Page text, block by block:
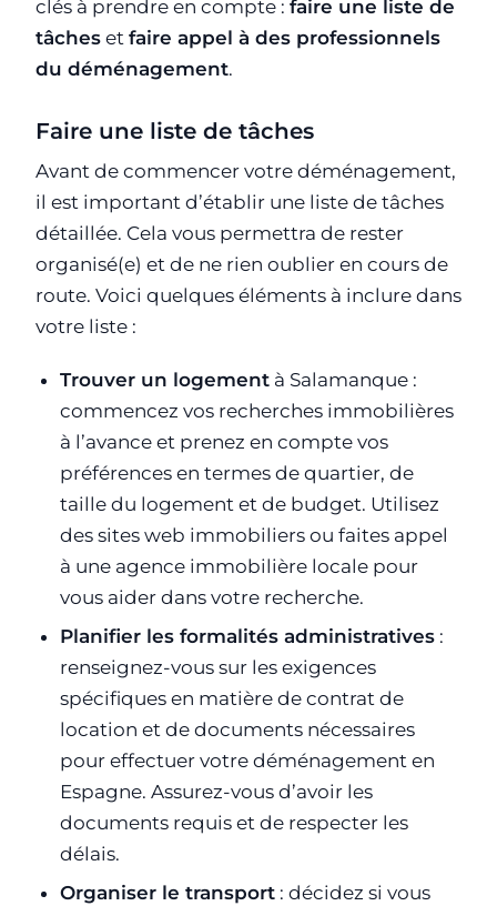
clés à prendre en compte : faire une liste de
tâches et faire appel à des professionnels
du déménagement.
Faire une liste de tâches
Avant de commencer votre déménagement,
il est important d’établir une liste de tâches
détaillée. Cela vous permettra de rester
organisé(e) et de ne rien oublier en cours de
route. Voici quelques éléments à inclure dans
votre liste :
Trouver un logement à Salamanque :
commencez vos recherches immobilières
à l’avance et prenez en compte vos
préférences en termes de quartier, de
taille du logement et de budget. Utilisez
des sites web immobiliers ou faites appel
à une agence immobilière locale pour
vous aider dans votre recherche.
Planifier les formalités administratives :
renseignez-vous sur les exigences
spécifiques en matière de contrat de
location et de documents nécessaires
pour effectuer votre déménagement en
Espagne. Assurez-vous d’avoir les
documents requis et de respecter les
délais.
Organiser le transport : décidez si vous